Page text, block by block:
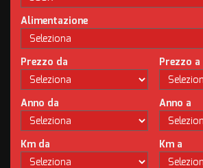
Alimentazione
Prezzo da Prezzo a
Anno da Anno a
Km da Km a